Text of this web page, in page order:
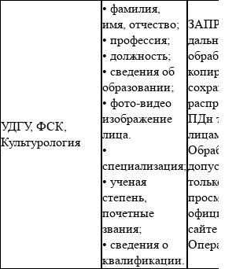
УДГУ, ФСК,
Культурология
• фамилия,
имя, отчество;
• профессия;
• должность;
• сведения об
образовании;
• фото-видео
изображение
лица.
•
специализация;
• ученая
степень,
почетные
звания;
• сведения о
квалификации.
ЗАПРЕТ
ПДн
лицами.
только
сайте